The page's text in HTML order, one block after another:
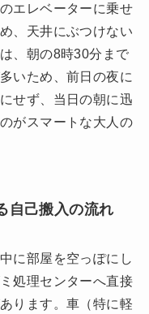
エレベーターに乗せ
、天井にぶつけない
、朝の8時30分まで
いため、前日の夜に
せず、当日の朝に迅
がスマートな大人の
自己搬入の流れ
に部屋を空っぽにし
処理センターへ直接
ります。車（特に軽